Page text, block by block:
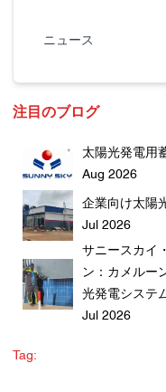
ニュース
注目のブログ
太陽光発電用
Aug 2026
企業向け太陽
Jul 2026
サニースカイ
ン：カメルー
光発電システ
Jul 2026
Tag: